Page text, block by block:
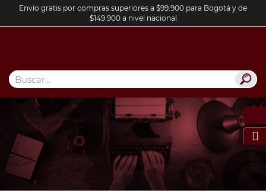
Envío gratis por compras superiores a $99.900 para Bogotá y de
$149.900 a nivel nacional
